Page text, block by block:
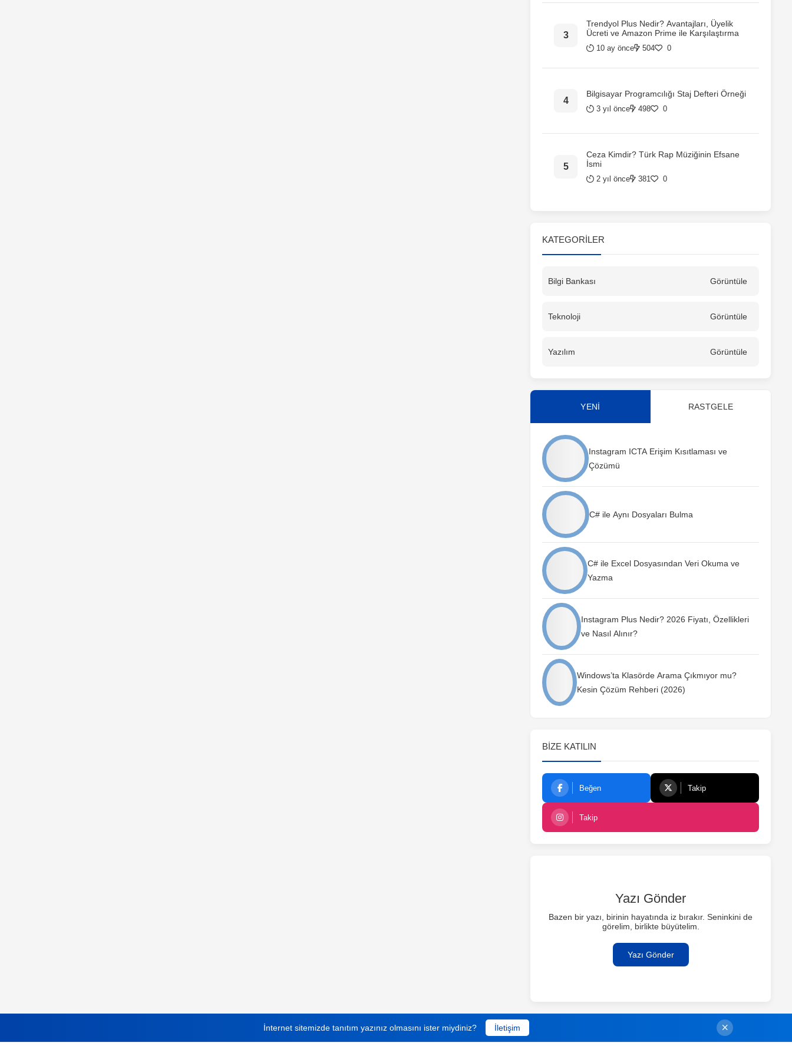
Trendyol Plus Nedir? Avantajları, Üyelik
Ücreti ve Amazon Prime ile Karşılaştırma
10 ay önce 504 0
Bilgisayar Programcılığı Staj Defteri Örneği
3 yıl önce 498 0
Ceza Kimdir? Türk Rap Müziğinin Efsane
İsmi
2 yıl önce 381 0
KATEGORILER
Bilgi Bankası Görüntüle
Teknoloji Görüntüle
Yazılım Görüntüle
YENİ RASTGELE
Instagram ICTA Erişim Kısıtlaması ve
Çözümü
C# ile Aynı Dosyaları Bulma
C# ile Excel Dosyasından Veri Okuma ve
Yazma
Instagram Plus Nedir? 2026 Fiyatı, Özellikleri
ve Nasıl Alınır?
Windows’ta Klasörde Arama Çıkmıyor mu?
Kesin Çözüm Rehberi (2026)
BIZE KATILIN
Beğen Takip
Takip
Yazı Gönder
Bazen bir yazı, birinin hayatında iz bırakır. Seninkini de
görelim, birlikte büyütelim.
Yazı Gönder
İnternet sitemizde tanıtım yazınız olmasını ister miydiniz? İletişim